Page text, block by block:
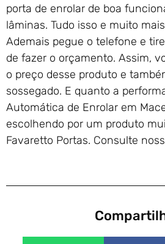
porta de enrolar de boa
lâminas. Tudo isso e muito
Ademais pegue o telefone e
de fazer o orçamento. Assim,
o preço desse produto e
sossegado. E quanto a
Automática de Enrolar em
escolhendo por um produto
Favaretto Portas. Consulte